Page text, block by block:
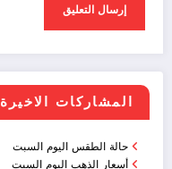
المشاركات الاخيرة
حالة الطقس اليوم السبت
أسعار الذهب اليوم السبت